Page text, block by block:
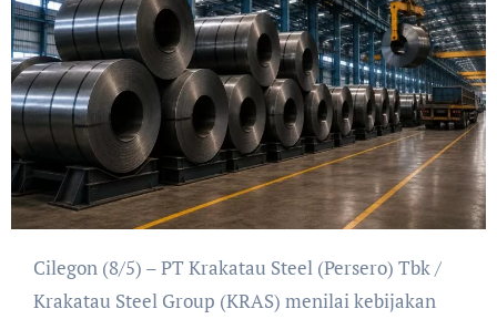
Cilegon (8/5) – PT Krakatau Steel (Persero) Tbk /
Krakatau Steel Group (KRAS) menilai kebijakan